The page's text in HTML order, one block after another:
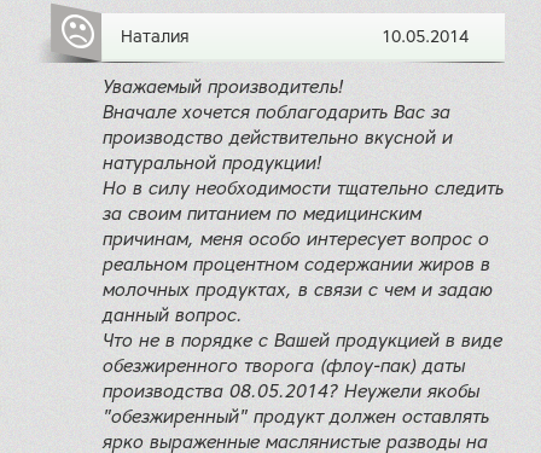
Наталия 10.05.2014
Уважаемый производитель!
Вначале хочется поблагодарить Вас за
производство действительно вкусной и
натуральной продукции!
Но в силу необходимости тщательно следить
за своим питанием по медицинским
причинам, меня особо интересует вопрос о
реальном процентном содержании жиров в
молочных продуктах, в связи с чем и задаю
данный вопрос.
Что не в порядке с Вашей продукцией в виде
обезжиренного творога (флоу-пак) даты
производства 08.05.2014? Неужели якобы
"обезжиренный" продукт должен оставлять
ярко выраженные маслянистые разводы на